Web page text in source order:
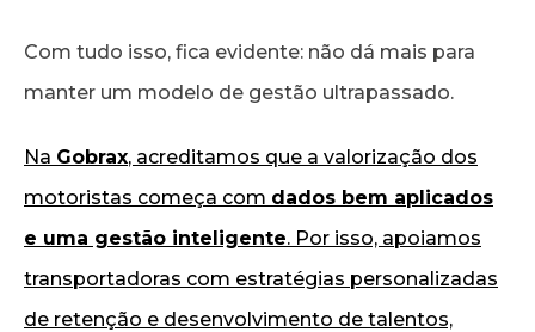
Com tudo isso, fica evidente: não dá mais para
manter um modelo de gestão ultrapassado.
Na Gobrax, acreditamos que a valorização dos
motoristas começa com dados bem aplicados
e uma gestão inteligente. Por isso, apoiamos
transportadoras com estratégias personalizadas
de retenção e desenvolvimento de talentos,